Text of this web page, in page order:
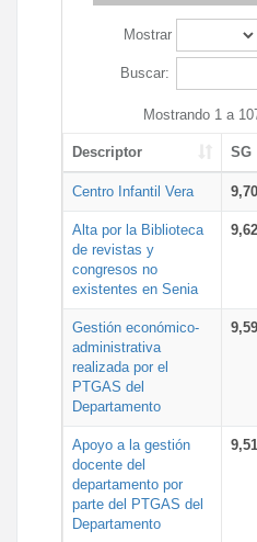
Mostrar
Buscar:
Mostrando 1 a
Descriptor SG
Centro Infantil Vera 9,70
Alta por la Biblioteca
de revistas y
congresos no
existentes en Senia
9,62
Gestión económico-
administrativa
realizada por el
PTGAS del
Departamento
9,59
Apoyo a la gestión
docente del
departamento por
parte del PTGAS del
Departamento
9,51